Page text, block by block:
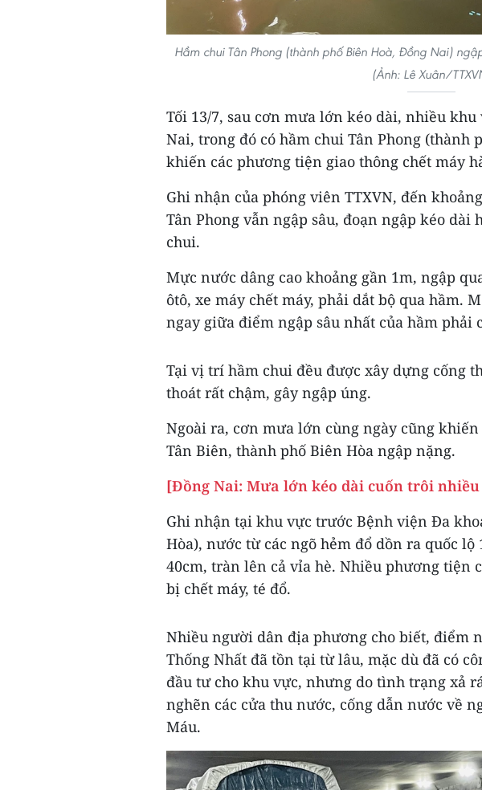
Hầm chui Tân Phong (thành phố Biên Hoà, Đồng Nai)
(Ảnh: Lê Xuân/
Tối 13/7, sau cơn mưa lớn kéo dài, nhiều
Nai, trong đó có hầm chui Tân Phong (thành
khiến các phương tiện giao thông chết máy
Ghi nhận của phóng viên TTXVN, đến
Tân Phong vẫn ngập sâu, đoạn ngập kéo
chui.
Mực nước dâng cao khoảng gần 1m, ngập
ôtô, xe máy chết máy, phải dắt bộ qua hầm.
ngay giữa điểm ngập sâu nhất của hầm
Tại vị trí hầm chui đều được xây dựng cống
thoát rất chậm, gây ngập úng.
Ngoài ra, cơn mưa lớn cùng ngày cũng
Tân Biên, thành phố Biên Hòa ngập nặng.
[Đồng Nai: Mưa lớn kéo dài cuốn trôi
Ghi nhận tại khu vực trước Bệnh viện Đa
Hòa), nước từ các ngõ hẻm đổ dồn ra quốc lộ
40cm, tràn lên cả vỉa hè. Nhiều phương tiện
bị chết máy, té đổ.
Nhiều người dân địa phương cho biết, điểm
Thống Nhất đã tồn tại từ lâu, mặc dù đã có
đầu tư cho khu vực, nhưng do tình trạng xả
nghẽn các cửa thu nước, cống dẫn nước về
Máu.